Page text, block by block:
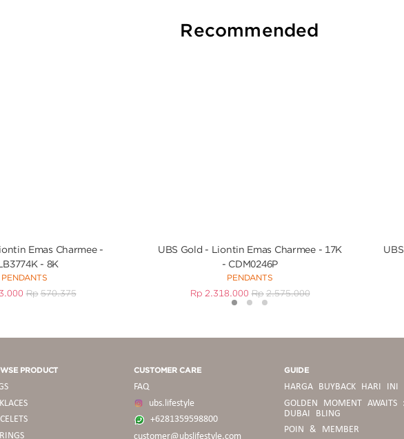
Recommended
Emas Charmee -
- 8K
PENDANTS
Rp 570.375
UBS Gold - Liontin Emas Charmee - 17K
- CDM0246P
PENDANTS
Rp 2.318.000 Rp 2.575.000
PRODUCT CUSTOMER CARE
FAQ
ubs.lifestyle
+6281359598800
customer@ubslifestyle.com
GUIDE
HARGA BUYBACK HARI INI
GOLDEN MOMENT AWAITS :
DUBAI BLING
POIN & MEMBER